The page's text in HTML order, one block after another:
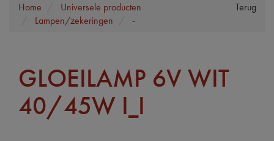
Terug
Home
Universele producten
Lampen/zekeringen
-
GLOEILAMP 6V WIT
40/45W I_I